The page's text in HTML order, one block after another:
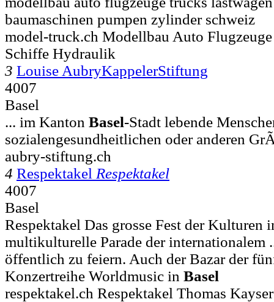
baumaschinen pumpen zylinder schweiz
model-truck.ch Modellbau Auto
Schiffe Hydraulik
3 Louise AubryKappelerStiftung
4007
Basel
... im Kanton Basel-Stadt lebende
sozialengesundheitlichen oder anderen
aubry-stiftung.ch
4 Respektakel Respektakel
4007
Basel
Respektakel Das grosse Fest der Kulturen
multikulturelle Parade der internationalem
öffentlich zu feiern. Auch der Bazar der
Konzertreihe Worldmusic in Basel
respektakel.ch Respektakel Thomas